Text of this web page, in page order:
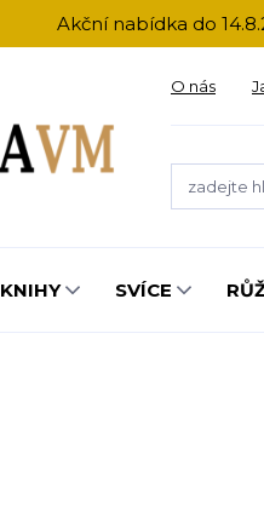
Akční nabídka do
O nás
KNIHY SVÍCE